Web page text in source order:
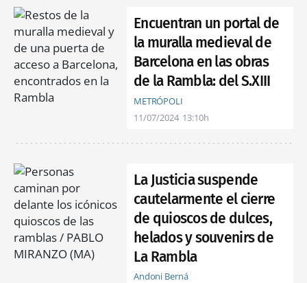
Encuentran un portal de
la muralla medieval de
Barcelona en las obras
de la Rambla: del S.XIII
METRÓPOLI
11/07/2024 13:10h
La Justicia suspende
cautelarmente el cierre
de quioscos de dulces,
helados y souvenirs de
La Rambla
Andoni Berná